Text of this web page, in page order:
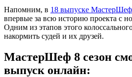
Напомним, в 18 выпуске МастерШеф
впервые за всю историю проекта с
Одним из этапов этого
накормить судей и их друзей.
МастерШеф 8 сезон
выпуск онлайн: